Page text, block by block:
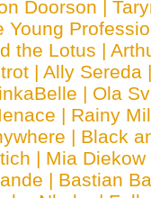
Doorson
Young
the Lotus |
|Ally Sereda
| Ola
| Rainy
| Black
| Mia Diekow
| Bastian